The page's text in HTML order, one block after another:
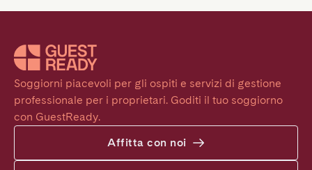
Soggiorni piacevoli per gli ospiti e servizi di gestione
professionale per i proprietari. Goditi il tuo soggiorno
con GuestReady.
Affitta con noi